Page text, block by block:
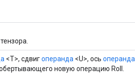
<T>, сдвигоперанда <U>, ось операнда
новую операцию Roll.